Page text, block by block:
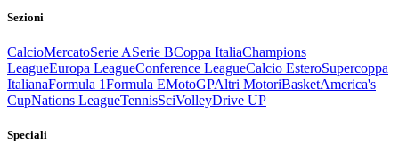
Sezioni
CalcioMercatoSerie ASerie BCoppa ItaliaChampions
LeagueEuropa LeagueConference LeagueCalcio EsteroSupercoppa
ItalianaFormula 1Formula EMotoGPAltri MotoriBasketAmerica's
CupNations LeagueTennisSciVolleyDrive UP
Speciali